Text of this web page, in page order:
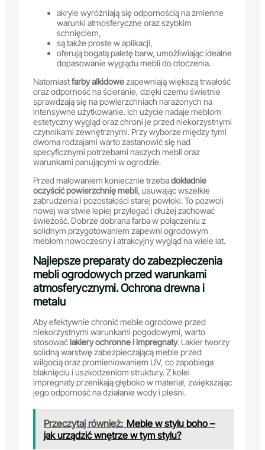
akryle wyróżniają się odpornością na zmienne
warunki atmosferyczne oraz szybkim
schnięciem,
są także proste w aplikacji,
oferują bogatą paletę barw, umożliwiając idealne
dopasowanie wyglądu mebli do otoczenia.
Natomiastfarby alkidowezapewniają większą trwałość
oraz odporność na ścieranie, dzięki czemu świetnie
sprawdzają się na powierzchniach narażonych na
intensywne użytkowanie. Ich użycie nadaje meblom
estetyczny wygląd oraz chroni je przed niekorzystnymi
czynnikami zewnętrznymi. Przy wyborze między tymi
dwoma rodzajami warto zastanowić się nad
specyficznymi potrzebami naszych mebli oraz
warunkami panującymi w ogrodzie.
Przed malowaniem koniecznie trzebadokładnie
oczyścić powierzchnię mebli, usuwając wszelkie
zabrudzenia i pozostałości starej powłoki. To pozwoli
nowej warstwie lepiej przylegać i dłużej zachować
świeżość. Dobrze dobrana farba w połączeniu z
solidnym przygotowaniem zapewni ogrodowym
meblom nowoczesny i atrakcyjny wygląd na wiele lat.
Najlepsze preparaty do zabezpieczenia
mebli ogrodowych przed warunkami
atmosferycznymi. Ochrona drewna i
metalu
Aby efektywnie chronić meble ogrodowe przed
niekorzystnymi warunkami pogodowymi, warto
stosowaćlakiery ochronne i impregnaty. Lakier tworzy
solidną warstwę zabezpieczającą meble przed
wilgocią oraz promieniowaniem UV, co zapobiega
blaknięciu i uszkodzeniom struktury. Z kolei
impregnaty przenikają głęboko w materiał, zwiększając
jego odporność na działanie wody i pleśni.
Przeczytaj również: Meble w stylu boho –
jak urządzić wnętrze w tym stylu?